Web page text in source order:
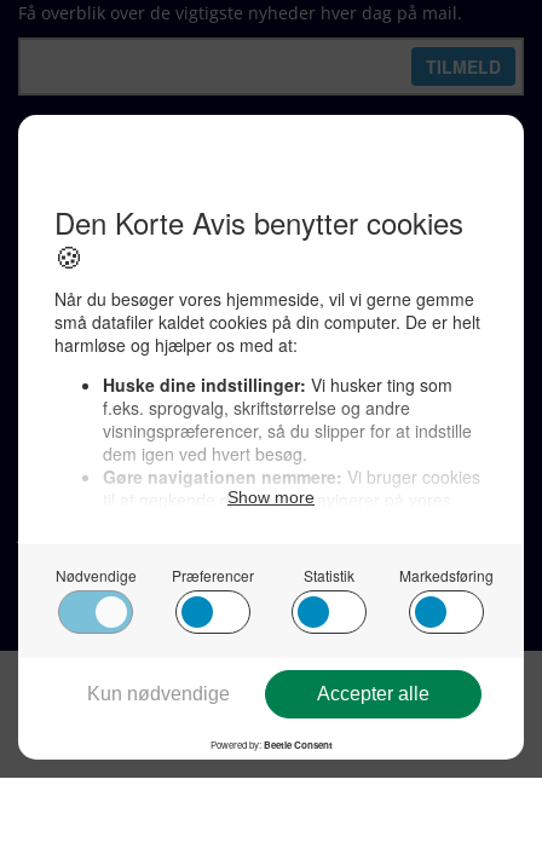
Karen Jespersen
Redaktionen kontaktes via mail til
redaktion@denkorteavis.dk
Telefonsvarer 20 30 10 96
Von Ostensgade 22, 2791 Dragør
LINKS
Tidligere aviser >
Støt Den Korte Avis >
Send et læserbrev >
Privatlivspolitik >
Få overblik over de vigtigste nyheder hver dag på mail.